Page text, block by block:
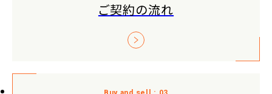
ご契約の流れ